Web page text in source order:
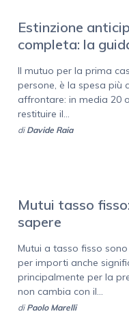
Estinzione
completa: la
Il mutuo per la prima
persone, è la spesa più
affrontare: in media 20
restituire il...
di Davide Raia
Mutui tasso
sapere
Mutui a tasso fisso
per importi anche
principalmente per la
non cambia con il...
di Paolo Marelli